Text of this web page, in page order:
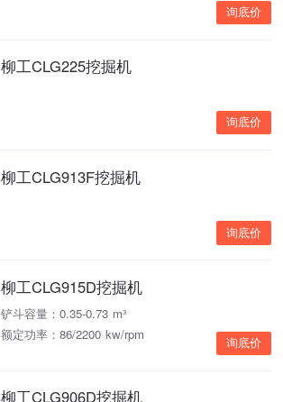
询底价
柳工CLG225挖掘机
询底价
柳工CLG913F挖掘机
询底价
柳工CLG915D挖掘机
铲斗容量：0.35-0.73 m³
额定功率：86/2200 kw/rpm
询底价
柳工CLG906D挖掘机